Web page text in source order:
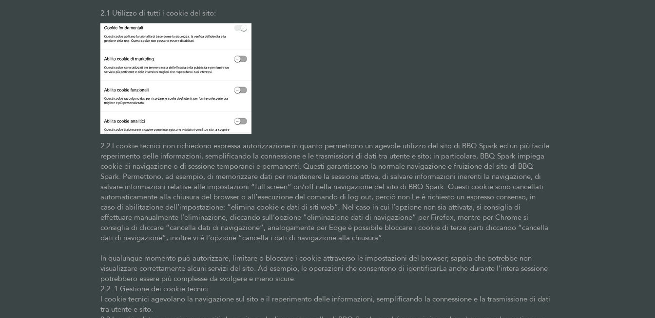
2.1 Utilizzo di tutti i cookie del sito:
2.2 I cookie tecnici non richiedono espressa autorizzazione in quanto permettono un agevole utilizzo del sito di BBQ Spark ed un più facile
reperimento delle informazioni, semplificando la connessione e le trasmissioni di dati tra utente e sito; in particolare, BBQ Spark impiega
cookie di navigazione o di sessione temporanei e permanenti. Questi garantiscono la normale navigazione e fruizione del sito di BBQ
Spark. Permettono, ad esempio, di memorizzare dati per mantenere la sessione attiva, di salvare informazioni inerenti la navigazione, di
salvare informazioni relative alle impostazioni “full screen” on/off nella navigazione del sito di BBQ Spark. Questi cookie sono cancellati
automaticamente alla chiusura del browser o all’esecuzione del comando di log out, perciò non Le è richiesto un espresso consenso, in
caso di abilitazione dell’impostazione: “elimina cookie e dati di siti web”. Nel caso in cui l’opzione non sia attivata, si consiglia di
effettuare manualmente l’eliminazione, cliccando sull’opzione “eliminazione dati di navigazione” per Firefox, mentre per Chrome si
consiglia di cliccare “cancella dati di navigazione”, analogamente per Edge è possibile bloccare i cookie di terze parti cliccando “cancella
dati di navigazione”, inoltre vi è l’opzione “cancella i dati di navigazione alla chiusura”.
In qualunque momento può autorizzare, limitare o bloccare i cookie attraverso le impostazioni del browser; sappia che potrebbe non
visualizzare correttamente alcuni servizi del sito. Ad esempio, le operazioni che consentono di identificarLa anche durante l’intera sessione
potrebbero essere più complesse da svolgere e meno sicure.
2.2. 1 Gestione dei cookie tecnici:
I cookie tecnici agevolano la navigazione sul sito e il reperimento delle informazioni, semplificando la connessione e la trasmissione di dati
tra utente e sito.